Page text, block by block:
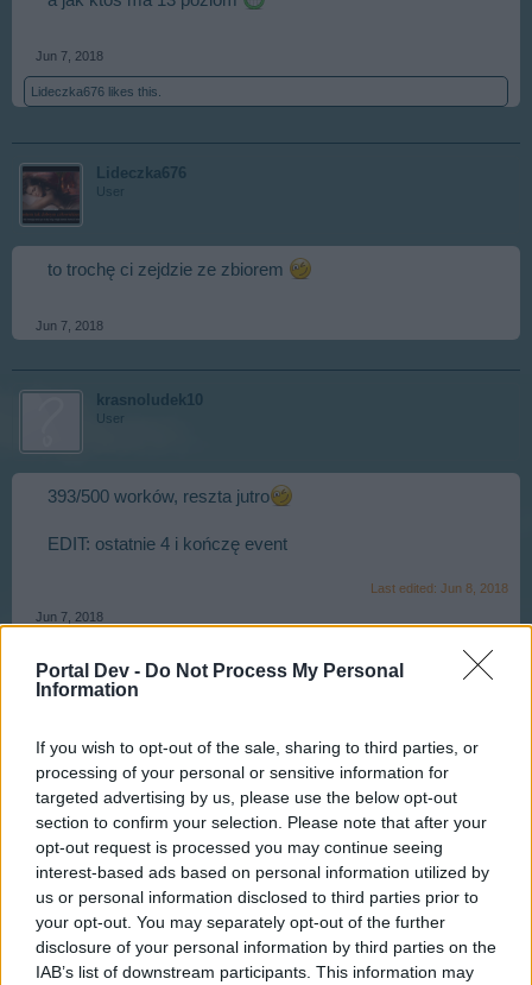
Portal Dev - Do Not Process My Personal
Information
If you wish to opt-out of the sale, sharing to third parties, or
processing of your personal or sensitive information for
targeted advertising by us, please use the below opt-out
section to confirm your selection. Please note that after your
opt-out request is processed you may continue seeing
interest-based ads based on personal information utilized by
us or personal information disclosed to third parties prior to
your opt-out. You may separately opt-out of the further
disclosure of your personal information by third parties on the
IAB’s list of downstream participants. This information may
Jun 7, 2018
Lideczka676 likes this.
Lideczka676
User
to trochę ci zejdzie ze zbiorem
Jun 7, 2018
krasnoludek10
User
393/500 worków, reszta jutro
EDIT: ostatnie 4 i kończę event
Last edited: Jun 8, 2018
Jun 7, 2018
User
W evencie, w którym zbieramy śmieci jest lepszy
patent, jeśli zależy nam na wypadajkach do uzyskania
mistrzowskiego poziomu w domkach - zbieram
wypadajki do końca czasu eventu w międzyczasie
zbierając potrzebną ilość pojawiających się już śmieci.
Przed końcem eventu oddaję wypadajki do końca i
komplet śmieci.